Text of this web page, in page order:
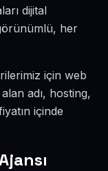
dijital
her
için web
adı, hosting,
içinde